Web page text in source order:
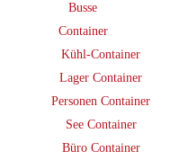
Busse
Container
Kühl-Container
Lager Container
Personen Container
See Container
Büro Container